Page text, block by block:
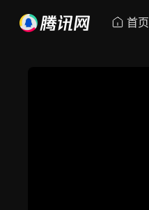
首页